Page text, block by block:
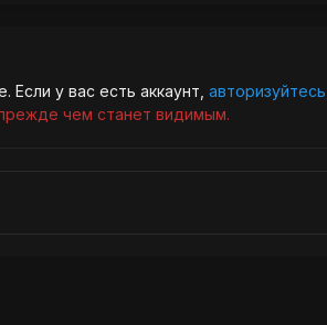
у вас есть аккаунт, авторизуйтесь
чем станет видимым.